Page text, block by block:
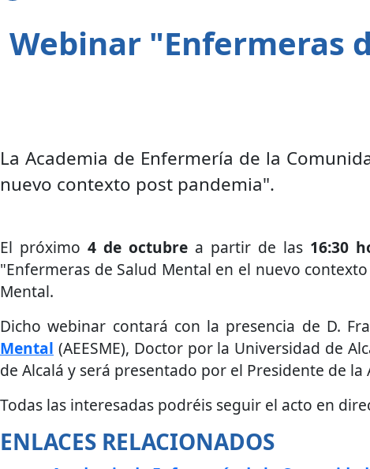
Webinar "Enfermeras
La Academia de Enfermería de la
nuevo contexto post pandemia".
El próximo 4 de octubrea partir de las 16:30
"Enfermeras de Salud Mental en el nuevo
Mental.
Dicho webinar contará con la presencia de D.
Mental (AEESME), Doctor por la Universidad de
de Alcalá y será presentado por el Presidente de
Todas las interesadas podréis seguir el acto en
ENLACES RELACIONADOS